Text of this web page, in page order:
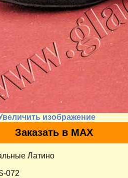
изображение
Заказать в MAX
Латино
072